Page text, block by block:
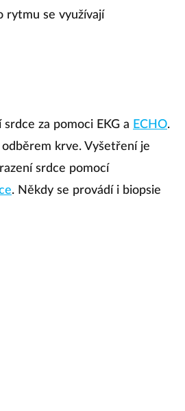
rytmu se využívají
za pomoci EKG a ECHO.
krve. Vyšetření je
srdce pomocí
. Někdy se provádí i biopsie